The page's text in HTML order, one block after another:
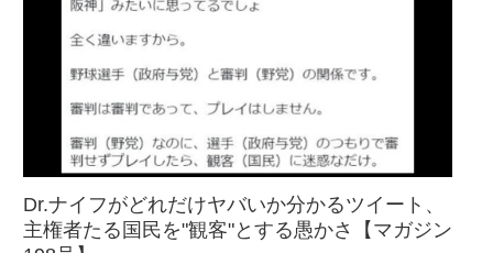
Dr.ナイフがどれだけヤバいか分かるツイート、
主権者たる国民を"観客"とする愚かさ【マガジン